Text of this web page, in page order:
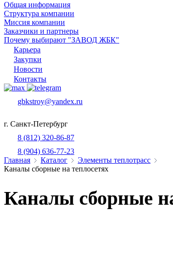
Общая информация
Структура компании
Миссия компании
Заказчики и партнеры
Почему выбирают "ЗАВОД ЖБК"
Карьера
Закупки
Новости
Контакты
gbkstroy@yandex.ru
г. Санкт-Петербург
8 (812) 320-86-87
8 (904) 636-77-23
Главная
Каталог
Элементы теплотрасс
Каналы сборные на теплосетях
Каналы сборные